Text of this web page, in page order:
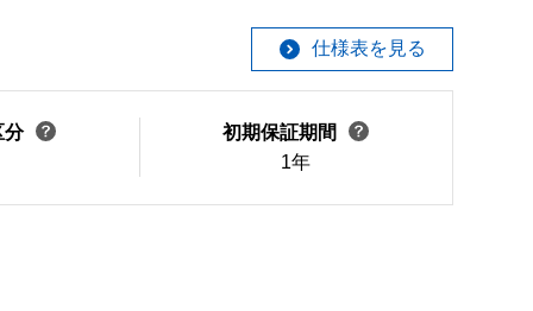
仕様表を見る
分
初期保証期間
1年